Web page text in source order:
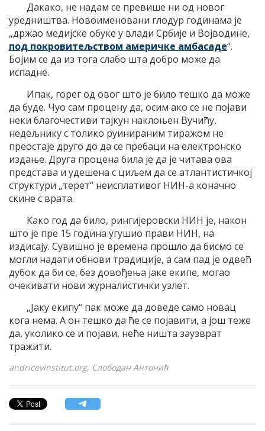
Дакако, не надам се превише ни од новог
уредништва. Новоименовани глодур годинама је
„држао медијске обуке у влади Србије и Војводине,
под покровитељством америчке амбасаде“.
Бојим се да из тога слабо шта добро може да
испадне.
Ипак, горег од овог што је било тешко да може
да буде. Чуо сам процену да, осим ако се не појави
неки благочестиви тајкун наклоњен Вучићу,
недељнику с толико руинираним тиражом не
преостаје друго до да се пребаци на електронско
издање. Друга процена била је да је читава ова
представа и удешена с циљем да се атлантистичкој
структури „терет“ неисплативог НИН-а коначно
скине с врата.
Како год да било, рингијеровски НИН је, након
што је пре 15 година угушио прави НИН, на
издисају. Сувишно је времена прошло да бисмо се
могли надати обнови традиције, а сам пад је одвећ
дубок да би се, без довођења јаке екипе, могао
очекивати нови журналистички узлет.
„Јаку екипу“ пак може да доведе само новац
кога нема. А он тешко да ће се појавити, а још теже
да, уколико се и појави, неће ништа заузврат
тражити.
andricevinstitut.org, Слободан Антонић